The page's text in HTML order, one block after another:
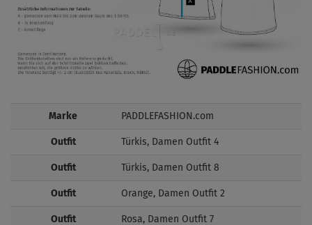
Marke PADDLEFASHION.com
Outfit Türkis, Damen Outfit 4
Outfit Türkis, Damen Outfit 8
Outfit Orange, Damen Outfit 2
Outfit Rosa, Damen Outfit 7